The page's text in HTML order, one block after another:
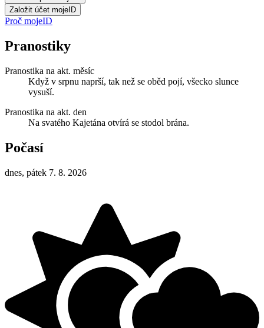
Proč mojeID
Pranostiky
Pranostika na akt. měsíc
Když v srpnu naprší, tak než se oběd pojí, všecko slunce
vysuší.
Pranostika na akt. den
Na svatého Kajetána otvírá se stodol brána.
Počasí
dnes, pátek 7. 8. 2026